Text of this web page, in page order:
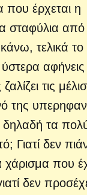
έρχεται η
σταφύλια από
τελικά το
αφήνεις
τις
της
δηλαδή τα
Γιατί δεν
που
δεν